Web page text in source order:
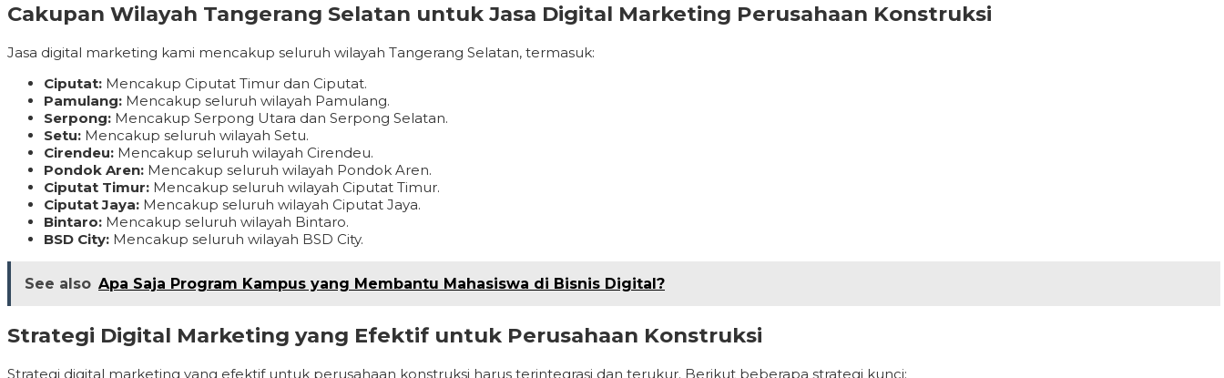
Cakupan Wilayah Tangerang Selatan untuk Jasa Digital Marketing Perusahaan Konstruksi
Jasa digital marketing kami mencakup seluruh wilayah Tangerang Selatan, termasuk:
Ciputat: Mencakup Ciputat Timur dan Ciputat.
Pamulang: Mencakup seluruh wilayah Pamulang.
Serpong: Mencakup Serpong Utara dan Serpong Selatan.
Setu: Mencakup seluruh wilayah Setu.
Cirendeu: Mencakup seluruh wilayah Cirendeu.
Pondok Aren: Mencakup seluruh wilayah Pondok Aren.
Ciputat Timur: Mencakup seluruh wilayah Ciputat Timur.
Ciputat Jaya: Mencakup seluruh wilayah Ciputat Jaya.
Bintaro: Mencakup seluruh wilayah Bintaro.
BSD City: Mencakup seluruh wilayah BSD City.
See also Apa Saja Program Kampus yang Membantu Mahasiswa di Bisnis Digital?
Strategi Digital Marketing yang Efektif untuk Perusahaan Konstruksi
Strategi digital marketing yang efektif untuk perusahaan konstruksi harus terintegrasi dan terukur. Berikut beberapa strategi kunci: